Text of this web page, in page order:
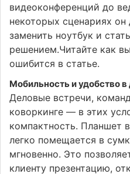
видеоконференций до
некоторых сценариях он
заменить ноутбук и
решением.Читайте как
ошибится в статье.
Мобильность и удобство в
Деловые встречи,
коворкинге — в этих
компактность. Планшет
легко помещается в
мгновенно. Это
клиенту презентацию,